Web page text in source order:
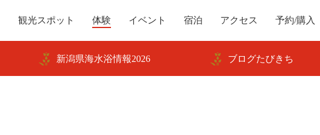
観光スポット 体験 イベント 宿泊 アクセス 予約/購入
新潟県海水浴情報2026 ブログたびきち